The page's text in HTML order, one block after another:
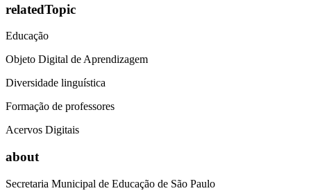
relatedTopic
Educação
Objeto Digital de Aprendizagem
Diversidade linguística
Formação de professores
Acervos Digitais
about
Secretaria Municipal de Educação de São Paulo